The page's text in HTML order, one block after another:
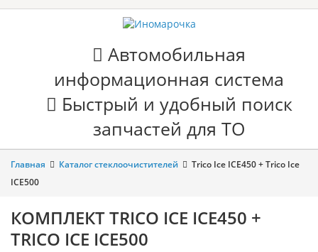
Автомобильная
информационная система
Быстрый и удобный поиск
запчастей для ТО
Главная Каталог стеклоочистителей
Trico Ice ICE450 + Trico Ice
ICE500
КОМПЛЕКТ TRICO ICE ICE450 +
TRICO ICE ICE500